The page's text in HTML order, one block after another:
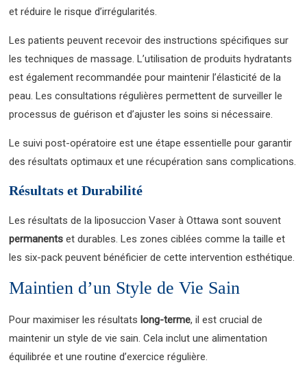
et réduire le risque d’irrégularités.
Les patients peuvent recevoir des instructions spécifiques sur
les techniques de massage. L’utilisation de produits hydratants
est également recommandée pour maintenir l’élasticité de la
peau. Les consultations régulières permettent de surveiller le
processus de guérison et d’ajuster les soins si nécessaire.
Le suivi post-opératoire est une étape essentielle pour garantir
des résultats optimaux et une récupération sans complications.
Résultats et Durabilité
Les résultats de la liposuccion Vaser à Ottawa sont souvent
permanents et durables. Les zones ciblées comme la taille et
les six-pack peuvent bénéficier de cette intervention esthétique.
Maintien d’un Style de Vie Sain
Pour maximiser les résultats long-terme, il est crucial de
maintenir un style de vie sain. Cela inclut une alimentation
équilibrée et une routine d’exercice régulière.